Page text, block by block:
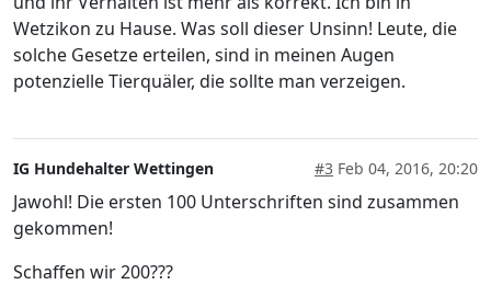
Wetzikon zu Hause. Was soll dieser Unsinn! Leute, die
solche Gesetze erteilen, sind in meinen Augen
potenzielle Tierquäler, die sollte man verzeigen.
IG Hundehalter Wettingen #3 Feb 04, 2016, 20:20
Jawohl! Die ersten 100 Unterschriften sind zusammen
gekommen!
Schaffen wir 200???